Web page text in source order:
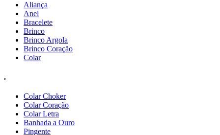
Aliança
Anel
Bracelete
Brinco
Brinco Argola
Brinco Coração
Colar
.
Colar Choker
Colar Coração
Colar Letra
Banhada a Ouro
Pingente